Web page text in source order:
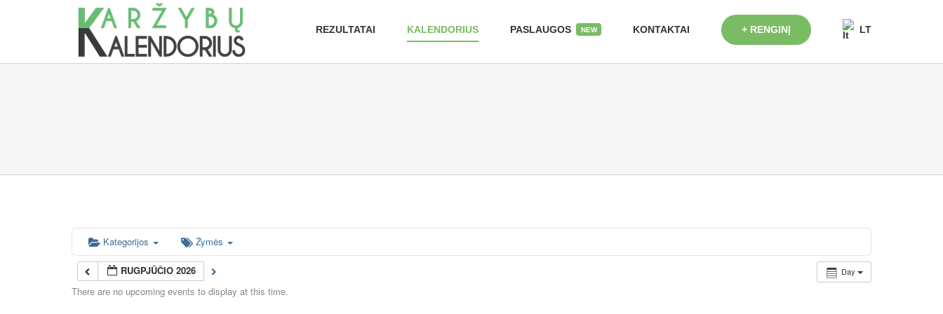
REZULTATAI KALENDORIUS PASLAUGOS NEW KONTAKTAI + RENGINĮ LT
Kategorijos Žymės
Day
RUGPJŪČIO 2026
There are no upcoming events to display at this time.